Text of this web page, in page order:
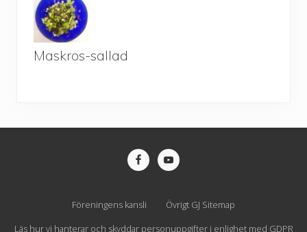
Maskros-sallad
Föreningens kansli
Övrigt GJ Sitemap
Läs hur vi hanterar och skyddar personuppgifter i enlighet med GDPR